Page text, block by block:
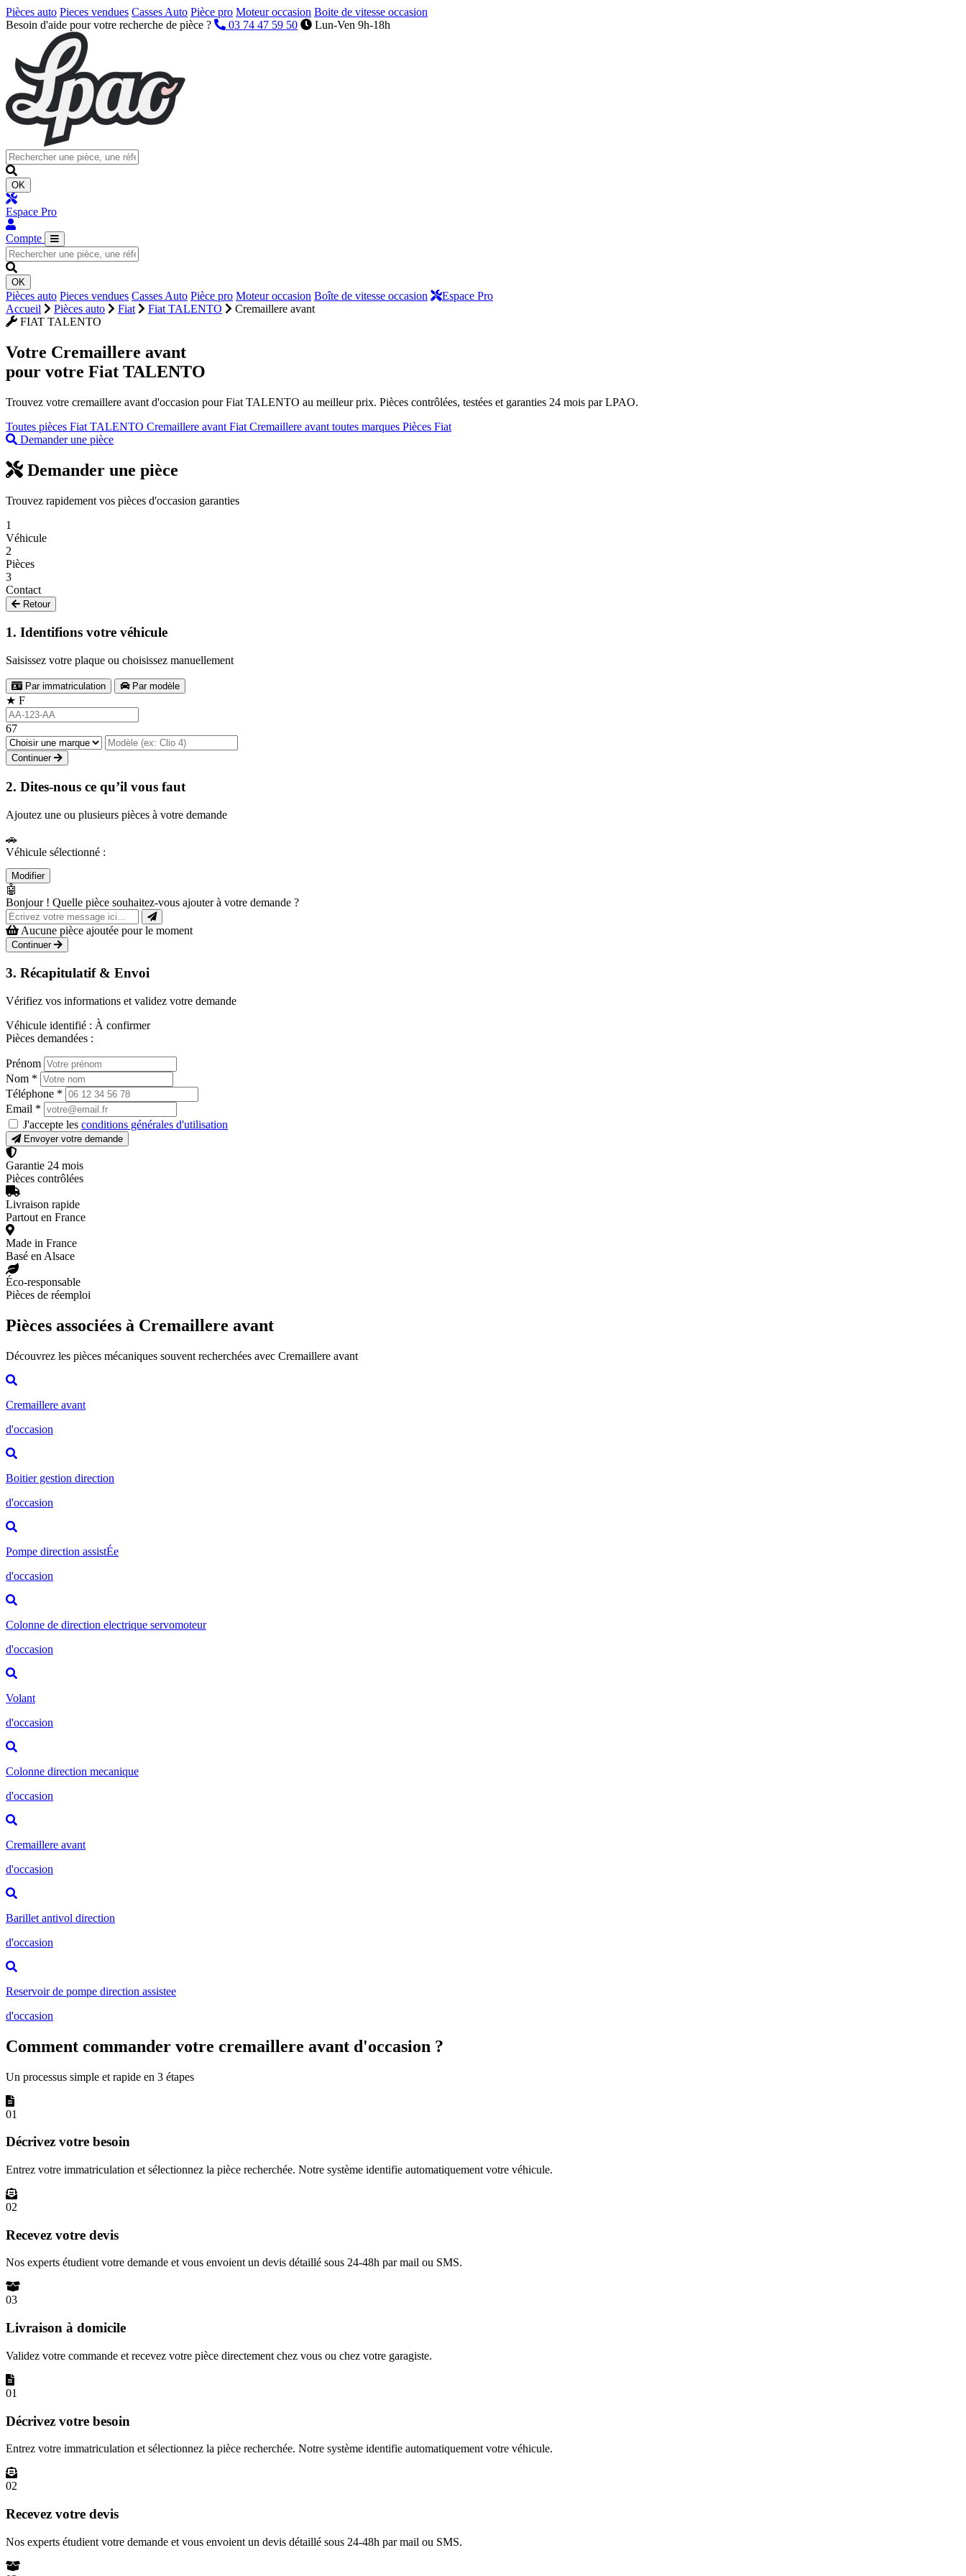
Pièces auto Pieces vendues Casses Auto Pièce pro Moteur occasion Boite de vitesse occasion
Besoin d'aide pour votre recherche de pièce ?
03 74 47 59 50 Lun-Ven 9h-18h
OK
Espace Pro
Compte
OK
Pièces auto Pieces vendues Casses Auto Pièce pro Moteur occasion Boîte de vitesse occasion
Espace Pro
Accueil
Pièces auto Fiat Fiat TALENTO
Cremaillere avant
FIAT TALENTO
Votre Cremaillere avant
pour votre Fiat TALENTO
Trouvez votre cremaillere avant d'occasion pour Fiat TALENTO au meilleur prix. Pièces contrôlées, testées et garanties 24 mois par LPAO.
Toutes pièces Fiat TALENTO Cremaillere avant Fiat Cremaillere avant toutes marques Pièces Fiat
Demander une pièce
Demander une pièce
Trouvez rapidement vos pièces d'occasion garanties
1
Véhicule
2
Pièces
3
Contact
Retour
1. Identifions votre véhicule
Saisissez votre plaque ou choisissez manuellement
Par immatriculation Par modèle
★ F
67
Continuer
2. Dites-nous ce qu’il vous faut
Ajoutez une ou plusieurs pièces à votre demande
🚗
Véhicule sélectionné :
Modifier
🤖
Bonjour ! Quelle pièce souhaitez-vous ajouter à votre demande ?
Aucune pièce ajoutée pour le moment
Continuer
3. Récapitulatif & Envoi
Vérifiez vos informations et validez votre demande
Véhicule identifié : À confirmer
Pièces demandées :
Prénom
Nom *
Téléphone *
Email *
J'accepte les conditions générales d'utilisation
Envoyer votre demande
Garantie 24 mois
Pièces contrôlées
Livraison rapide
Partout en France
Made in France
Basé en Alsace
Éco-responsable
Pièces de réemploi
Pièces associées à Cremaillere avant
Découvrez les pièces mécaniques souvent recherchées avec Cremaillere avant
Cremaillere avant
d'occasion
Boitier gestion direction
d'occasion
Pompe direction assistÉe
d'occasion
Colonne de direction electrique servomoteur
d'occasion
Volant
d'occasion
Colonne direction mecanique
d'occasion
Cremaillere avant
d'occasion
Barillet antivol direction
d'occasion
Reservoir de pompe direction assistee
d'occasion
Comment commander votre cremaillere avant d'occasion ?
Un processus simple et rapide en 3 étapes
01
Décrivez votre besoin
Entrez votre immatriculation et sélectionnez la pièce recherchée. Notre système identifie automatiquement votre véhicule.
02
Recevez votre devis
Nos experts étudient votre demande et vous envoient un devis détaillé sous 24-48h par mail ou SMS.
03
Livraison à domicile
Validez votre commande et recevez votre pièce directement chez vous ou chez votre garagiste.
01
Décrivez votre besoin
Entrez votre immatriculation et sélectionnez la pièce recherchée. Notre système identifie automatiquement votre véhicule.
02
Recevez votre devis
Nos experts étudient votre demande et vous envoient un devis détaillé sous 24-48h par mail ou SMS.